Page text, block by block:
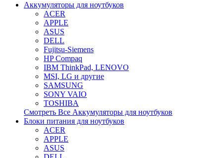
Аккумуляторы для ноутбуков
ACER
APPLE
ASUS
DELL
Fujitsu-Siemens
HP Compaq
IBM ThinkPad, LENOVO
MSI, LG и другие
SAMSUNG
SONY VAIO
TOSHIBA
Смотреть Все Аккумуляторы для ноутбуков
Блоки питания для ноутбуков
ACER
APPLE
ASUS